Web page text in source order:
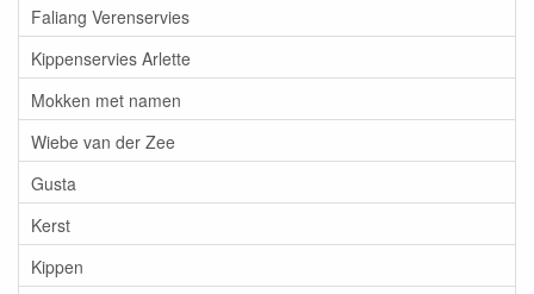
Faliang Verenservies
Kippenservies Arlette
Mokken met namen
Wiebe van der Zee
Gusta
Kerst
Kippen